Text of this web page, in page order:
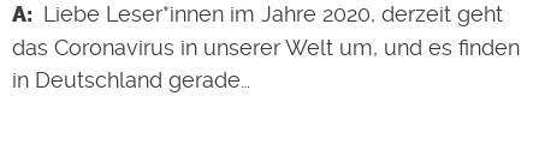
Liebe Leser*innen im Jahre 2020, derzeit geht
das Coronavirus in unserer Welt um, und es finden
in Deutschland gerade…